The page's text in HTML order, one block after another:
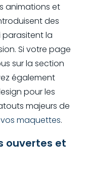
animations et
des
parasitent la
Si votre page
sur la section
également
pour les
majeurs de
maquettes.
ouvertes et